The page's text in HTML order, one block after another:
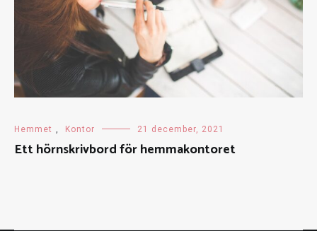
Hemmet , Kontor 21 december, 2021
Ett hörnskrivbord för hemmakontoret